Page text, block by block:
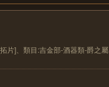
片]、類目:吉金部-酒器類-爵之屬